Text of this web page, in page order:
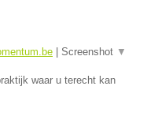
| Screenshot ▼
waar u terecht kan